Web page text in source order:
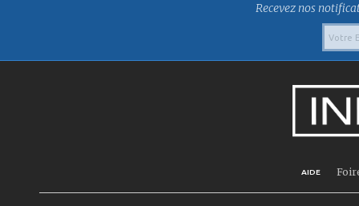
Recevez nos
AIDE